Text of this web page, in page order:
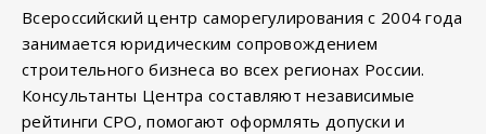
Всероссийский центр саморегулирования с 2004 года
занимается юридическим сопровождением
строительного бизнеса во всех регионах России.
Консультанты Центра составляют независимые
рейтинги СРО, помогают оформлять допуски и